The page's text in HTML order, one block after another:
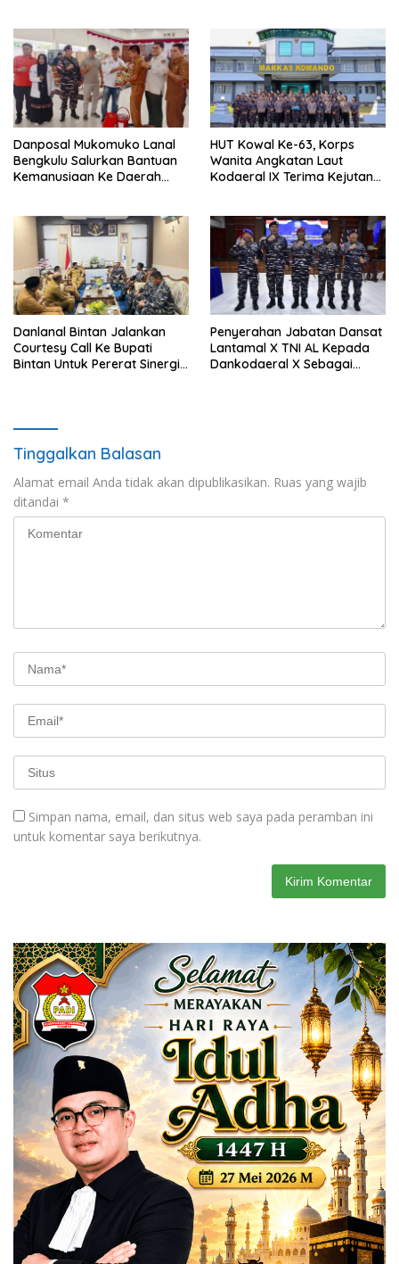
Danposal Mukomuko Lanal
Bengkulu Salurkan Bantuan
Kemanusiaan Ke Daerah
HUT Kowal Ke-63, Korps
Wanita Angkatan Laut
Kodaeral IX Terima Kejutan
Danlanal Bintan Jalankan
Courtesy Call Ke Bupati
Bintan Untuk Pererat Sinergi
Penyerahan Jabatan Dansat
Lantamal X TNI AL Kepada
Dankodaeral X Sebagai
Tinggalkan Balasan
Alamat email Anda tidak akan dipublikasikan. Ruas yang wajib
ditandai *
Simpan nama, email, dan situs web saya pada peramban ini
untuk komentar saya berikutnya.